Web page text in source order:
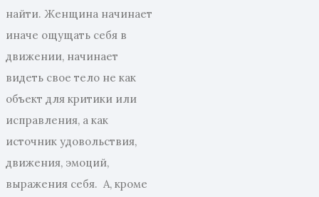
найти. Женщина начинает
иначе ощущать себя в
движении, начинает
видеть свое тело не как
объект для критики или
исправления, а как
источник удовольствия,
движения, эмоций,
выражения себя. А, кроме